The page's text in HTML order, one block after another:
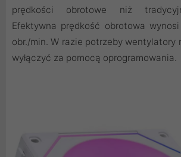
prędkości obrotowe niż
Efektywna prędkość obrotowa
obr./min. W razie potrzeby wentylatory
wyłączyć za pomocą oprogramowania.